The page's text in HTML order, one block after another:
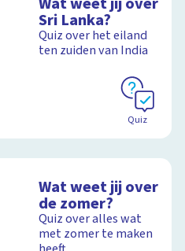
Sri Lanka?
Quiz over het eiland
ten zuiden van India
Quiz
Wat weet jij over
de zomer?
Quiz over alles wat
met zomer te maken